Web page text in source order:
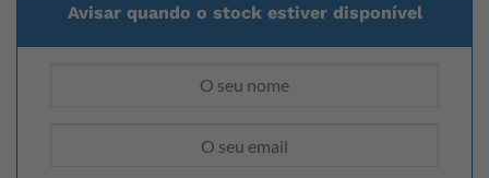
Avisar quando o stock estiver disponível